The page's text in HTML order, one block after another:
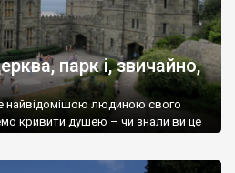
парк і, звичайно,
найвідомішою людиною свого
кривити душею – чи знали ви це